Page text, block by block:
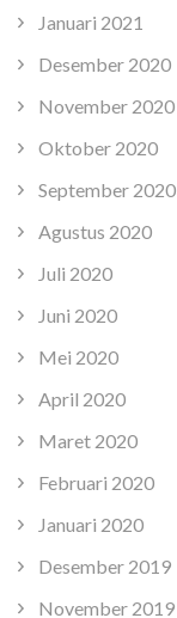
Januari 2021
Desember 2020
November 2020
Oktober 2020
September 2020
Agustus 2020
Juli 2020
Juni 2020
Mei 2020
April 2020
Maret 2020
Februari 2020
Januari 2020
Desember 2019
November 2019